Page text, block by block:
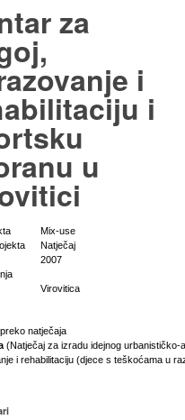
za
i
i
u
Mix‐use
Natječaj
2007
Virovitica
natječaja
(Natječaj za izradu idejnog urbanističko-
i rehabilitaciju (djece s teškoćama u